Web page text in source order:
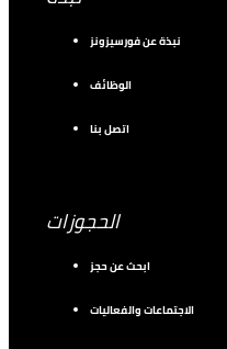
نبذة عن فورسيزونز
الوظائف
اتصل بنا
الحجوزات
ابحث عن حجز
الاجتماعات والفعاليات